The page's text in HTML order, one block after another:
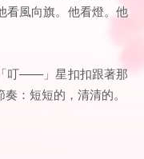
看風向旗。他看燈。他
叮——」星扣扣跟著那
：短短的，清清的。